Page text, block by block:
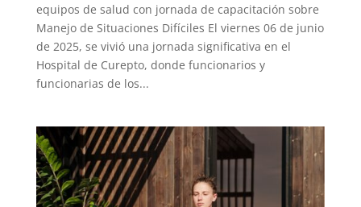
equipos de salud con jornada de capacitación sobre
Manejo de Situaciones Difíciles El viernes 06 de junio
de 2025, se vivió una jornada significativa en el
Hospital de Curepto, donde funcionarios y
funcionarias de los...